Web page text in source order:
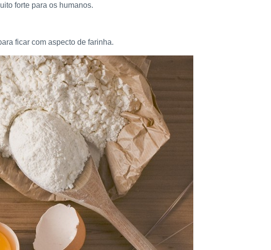
forte para os humanos.
ficar com aspecto de farinha.